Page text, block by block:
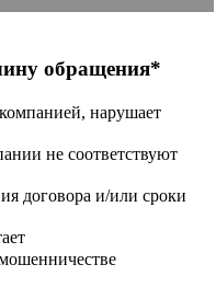
обращения*
нарушает
не соответствуют
договора и/или сроки